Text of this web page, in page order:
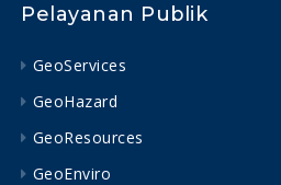
Pelayanan Publik
GeoServices
GeoHazard
GeoResources
GeoEnviro